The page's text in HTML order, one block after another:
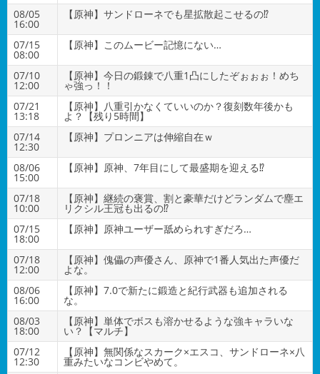
08/05
16:00
【原神】サンドローネでも星拡散起こせるの⁉
07/15
08:00
【原神】このムービー記憶にない…
07/10
12:00
【原神】今日の鍛錬で八重1凸にしたぞぉぉぉ！めち
ゃ強っ！！
07/21
13:18
【原神】八重引かなくていいのか？復刻数年後かも
よ？【残り5時間】
07/14
12:30
【原神】プロンニアは伸縮自在ｗ
08/06
15:00
【原神】原神、7年目にして最盛期を迎える⁉
07/18
10:00
【原神】継続の褒賞、割と豪華だけどランダムで塵エ
リクシル王冠も出るの⁉
07/15
18:00
【原神】原神ユーザー舐められすぎだろ…
07/18
12:00
【原神】傀儡の声優さん、原神で1番人気出た声優だ
よな。
08/06
16:00
【原神】7.0で新たに鍛造と紀行武器も追加される
な。
08/03
18:00
【原神】単体でボスも溶かせるような強キャラいな
い？【マルチ】
07/12
12:30
【原神】無関係なスカーク×エスコ、サンドローネ×八
重みたいなコンビやめて。